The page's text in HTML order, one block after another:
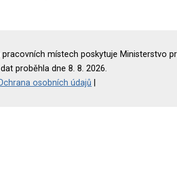
místech poskytuje Ministerstvo
proběhla dne 8. 8. 2026.
osobních údajů